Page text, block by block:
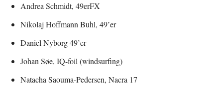
Andrea Schmidt, 49erFX
Nikolaj Hoffmann Buhl, 49’er
Daniel Nyborg 49’er
Johan Søe, IQ-foil (windsurfing)
Natacha Saouma-Pedersen, Nacra 17